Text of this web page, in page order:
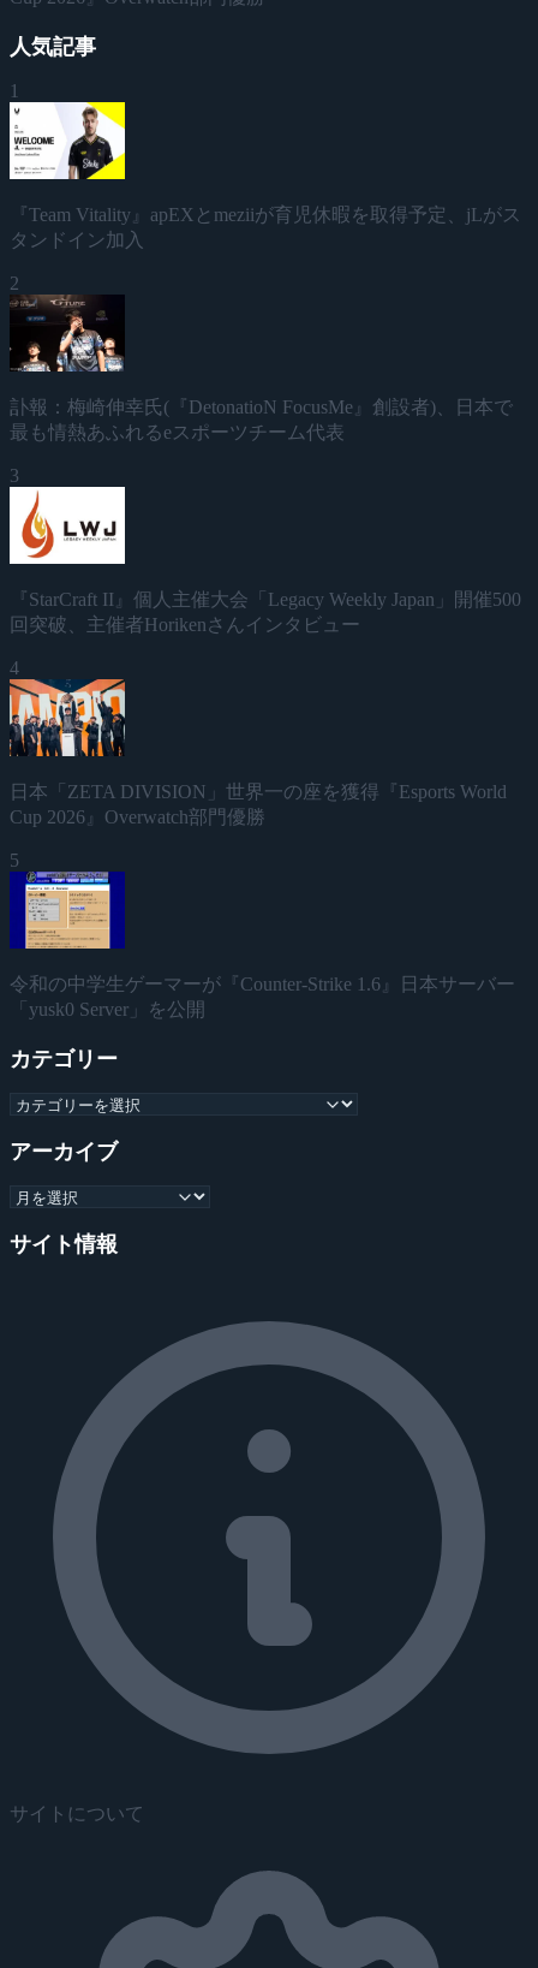
人気記事
1
『Team Vitality』apEXとmeziiが育児休暇を取得予定、jLがス
タンドイン加入
2
訃報：梅崎伸幸氏(『DetonatioN FocusMe』創設者)、日本で
最も情熱あふれるeスポーツチーム代表
3
『StarCraft II』個人主催大会「Legacy Weekly Japan」開催500
回突破、主催者Horikenさんインタビュー
4
日本「ZETA DIVISION」世界一の座を獲得『Esports World
Cup 2026』Overwatch部門優勝
5
令和の中学生ゲーマーが『Counter-Strike 1.6』日本サーバー
「yusk0 Server」を公開
カテゴリー
アーカイブ
サイト情報
サイトについて